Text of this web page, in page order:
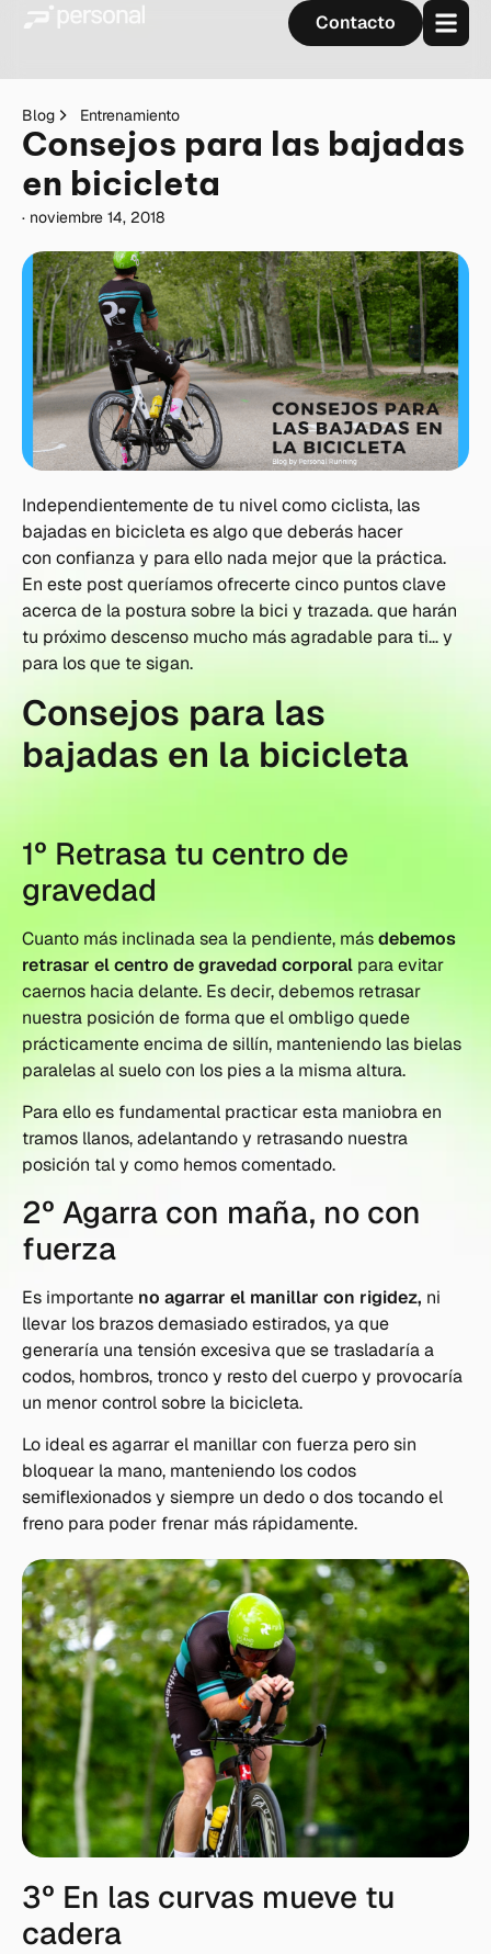
Contacto
Blog Entrenamiento
Consejos para las bajadas
en bicicleta
· noviembre 14, 2018
Independientemente de tu nivel como ciclista, las
bajadas en bicicleta es algo que deberás hacer
con confianza y para ello nada mejor que la práctica.
En este post queríamos ofrecerte cinco puntos clave
acerca de la postura sobre la bici y trazada. que harán
tu próximo descenso mucho más agradable para ti… y
para los que te sigan.
Consejos para las
bajadas en la bicicleta
1º Retrasa tu centro de
gravedad
Cuanto más inclinada sea la pendiente, másdebemos
retrasar el centro de gravedad corporal para evitar
caernos hacia delante. Es decir, debemos retrasar
nuestra posición de forma que el ombligo quede
prácticamente encima de sillín, manteniendo las bielas
paralelas al suelo con los pies a la misma altura.
Para ello es fundamental practicar esta maniobra en
tramos llanos, adelantando y retrasando nuestra
posición tal y como hemos comentado.
2º Agarra con maña, no con
fuerza
Es importante no agarrar el manillar con rigidez, ni
llevar los brazos demasiado estirados, ya que
generaría una tensión excesiva que se trasladaría a
codos, hombros, tronco y resto del cuerpo y provocaría
un menor control sobre la bicicleta.
Lo ideal es agarrar el manillar con fuerza pero sin
bloquear la mano, manteniendo los codos
semiflexionados y siempre un dedo o dos tocando el
freno para poder frenar más rápidamente.
3º En las curvas mueve tu
cadera